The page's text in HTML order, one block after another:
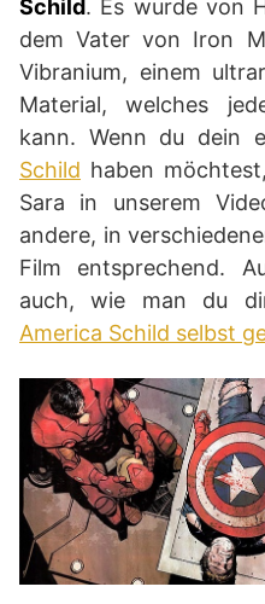
Schild. Es wurde von
dem Vater von Iron
Vibranium, einem
Material, welches
kann. Wenn du dein
Schild haben
Sara in unserem
andere, in
Film entsprechend.
auch, wie man du
America Schild selbst